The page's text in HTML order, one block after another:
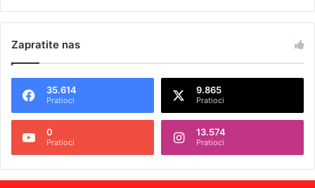
Zapratite nas
35.614
Pratioci
9.865
Pratioci
0
Pratioci
13.574
Pratioci